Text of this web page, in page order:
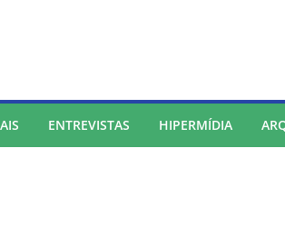
ENTREVISTAS HIPERMÍDIA